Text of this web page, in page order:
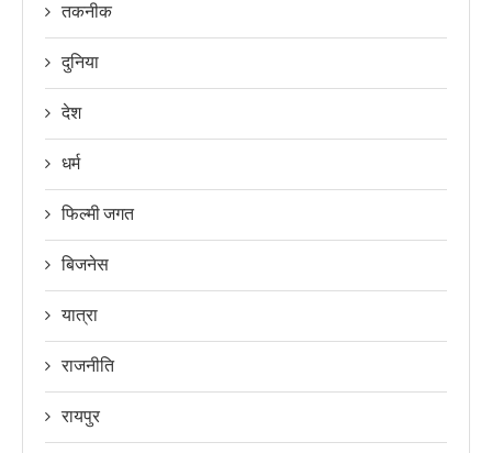
तकनीक
दुनिया
देश
धर्म
फिल्मी जगत
बिजनेस
यात्रा
राजनीति
रायपुर